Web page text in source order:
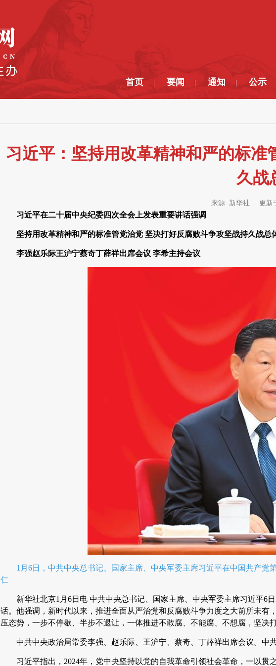
首页 要闻 通知 公示
习近平：坚持用改革精神和严的标
久战
来源: 新华社 更新
习近平在二十届中央纪委四次全会上发表重要讲话强调
坚持用改革精神和严的标准管党治党 坚决打好反腐败斗争攻坚战持久战总
李强赵乐际王沪宁蔡奇丁薛祥出席会议 李希主持会议
1月6日，中共中央总书记、国家主席、中央军委主席习近平在中国共产
仁
新华社北京1月6日电 中共中央总书记、国家主席、中央军委主席习近平
话。他强调，新时代以来，推进全面从严治党和反腐败斗争力度之大前所未
压态势，一步不停歇、半步不退让，一体推进不敢腐、不能腐、不想腐，坚决
中共中央政治局常委李强、赵乐际、王沪宁、蔡奇、丁薛祥出席会议。中
习近平指出，2024年，党中央坚持以党的自我革命引领社会革命，一以